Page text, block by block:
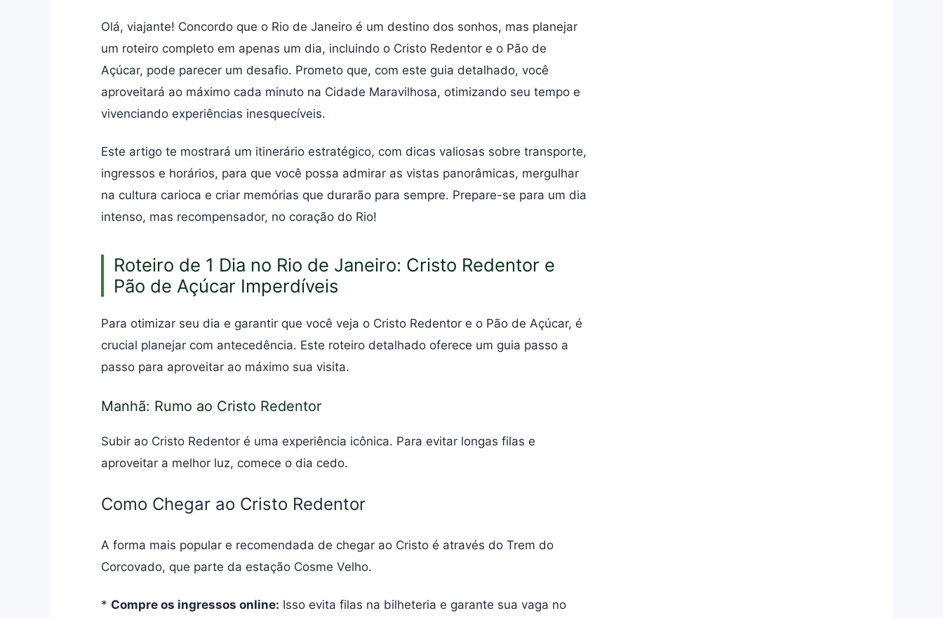
Olá, viajante! Concordo que o Rio de Janeiro é um destino dos sonhos, mas planejar
um roteiro completo em apenas um dia, incluindo o Cristo Redentor e o Pão de
Açúcar, pode parecer um desafio. Prometo que, com este guia detalhado, você
aproveitará ao máximo cada minuto na Cidade Maravilhosa, otimizando seu tempo e
vivenciando experiências inesquecíveis.
Este artigo te mostrará um itinerário estratégico, com dicas valiosas sobre transporte,
ingressos e horários, para que você possa admirar as vistas panorâmicas, mergulhar
na cultura carioca e criar memórias que durarão para sempre. Prepare-se para um dia
intenso, mas recompensador, no coração do Rio!
Roteiro de 1 Dia no Rio de Janeiro: Cristo Redentor e
Pão de Açúcar Imperdíveis
Para otimizar seu dia e garantir que você veja o Cristo Redentor e o Pão de Açúcar, é
crucial planejar com antecedência. Este roteiro detalhado oferece um guia passo a
passo para aproveitar ao máximo sua visita.
Manhã: Rumo ao Cristo Redentor
Subir ao Cristo Redentor é uma experiência icônica. Para evitar longas filas e
aproveitar a melhor luz, comece o dia cedo.
Como Chegar ao Cristo Redentor
A forma mais popular e recomendada de chegar ao Cristo é através do Trem do
Corcovado, que parte da estação Cosme Velho.
* Compre os ingressos online: Isso evita filas na bilheteria e garante sua vaga no